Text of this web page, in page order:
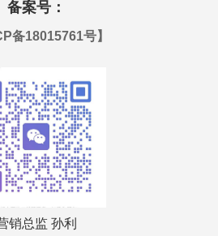
备案号：
备18015761号】
销总监 孙利